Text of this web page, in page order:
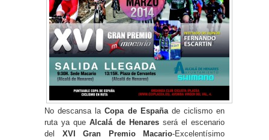
No descansa laCopa de Españade ciclismo en
ruta ya queAlcalá de Henaresserá el escenario
del
XVI Gran Premio Macario-Excelentísimo